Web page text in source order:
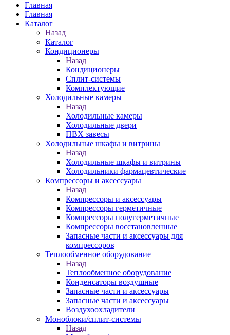
Главная
Главная
Каталог
Назад
Каталог
Кондиционеры
Назад
Кондиционеры
Сплит-системы
Комплектующие
Холодильные камеры
Назад
Холодильные камеры
Холодильные двери
ПВХ завесы
Холодильные шкафы и витрины
Назад
Холодильные шкафы и витрины
Холодильники фармацевтические
Компрессоры и аксессуары
Назад
Компрессоры и аксессуары
Компрессоры герметичные
Компрессоры полугерметичные
Компрессоры восстановленные
Запасные части и аксессуары для
компрессоров
Теплообменное оборудование
Назад
Теплообменное оборудование
Конденсаторы воздушные
Запасные части и аксессуары
Запасные части и аксессуары
Воздухоохладители
Моноблоки/сплит-системы
Назад